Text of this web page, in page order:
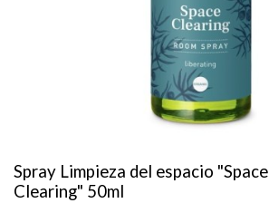
Spray Limpieza del espacio "Space
Clearing" 50ml